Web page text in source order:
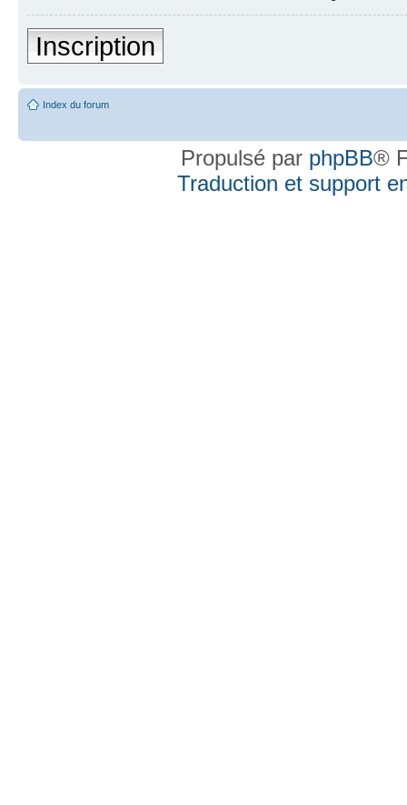
Inscription
Index du forum
Propulsé par phpBB®
Traduction et support